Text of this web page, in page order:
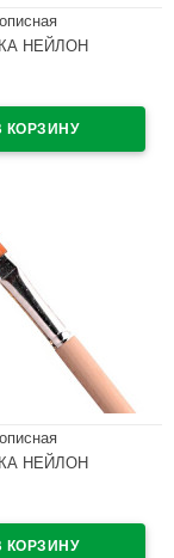
НЕЙЛОН
овальная
НЕЙЛОН
овальная